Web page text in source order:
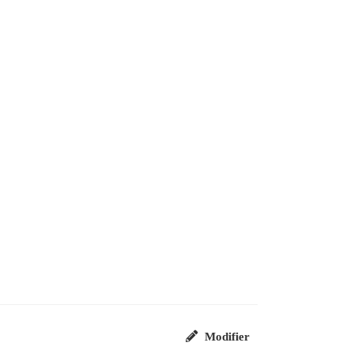
Modifier